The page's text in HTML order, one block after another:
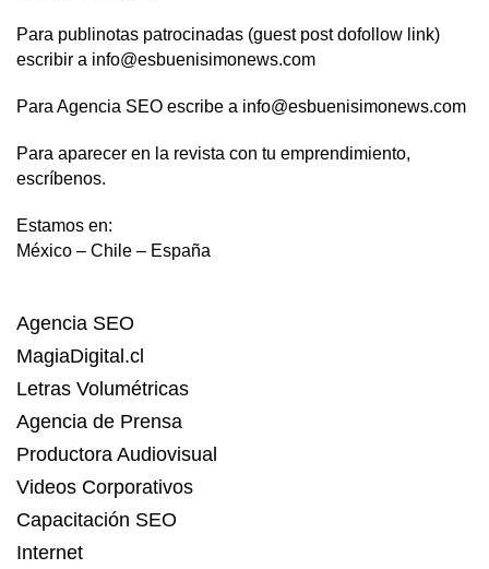
Para publinotas patrocinadas (guest post dofollow link)
escribir a info@esbuenisimonews.com
Para Agencia SEO escribe a info@esbuenisimonews.com
Para aparecer en la revista con tu emprendimiento,
escríbenos.
Estamos en:
México – Chile – España
Agencia SEO
MagiaDigital.cl
Letras Volumétricas
Agencia de Prensa
Productora Audiovisual
Videos Corporativos
Capacitación SEO
Internet